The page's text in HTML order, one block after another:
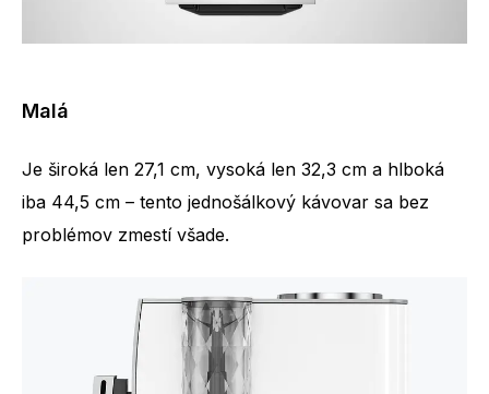
Počet špecialít 10
Malá
Je široká len 27,1 cm, vysoká len 32,3 cm a hlboká
iba 44,5 cm – tento jednošálkový kávovar sa bez
problémov zmestí všade.